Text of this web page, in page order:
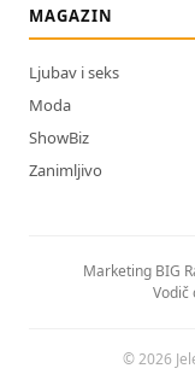
MAGAZIN
Ljubav i seks
Moda
ShowBiz
Zanimljivo
Marketing BIG
Vodič
© 2026